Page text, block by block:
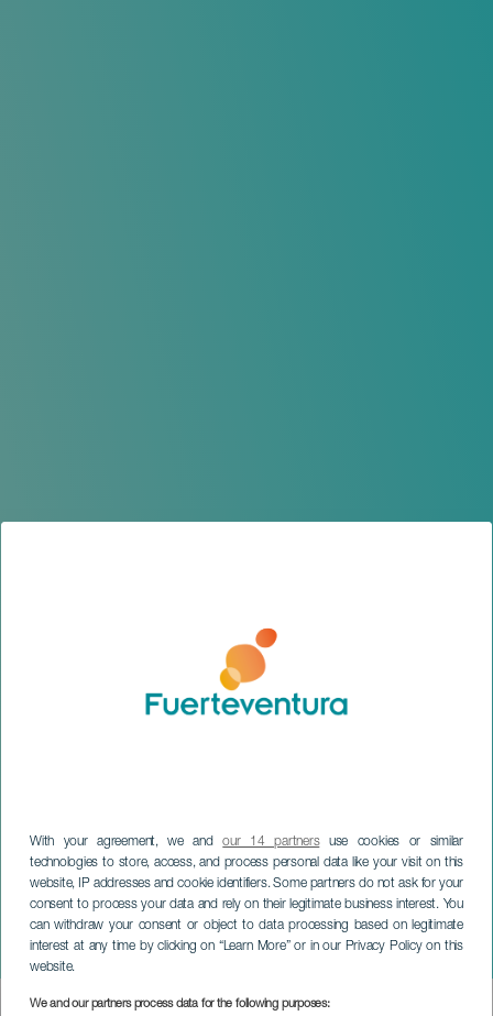
With your agreement, we andour 14 partnersuse cookies or similar
technologies to store, access, and process personal data like your visit on this
website, IP addresses and cookie identifiers. Some partners do not ask for your
consent to process your data and rely on their legitimate business interest. You
can withdraw your consent or object to data processing based on legitimate
interest at any time by clicking on “Learn More” or in our Privacy Policy on this
website.
We and our partners process data for the following purposes:
totale Mondfinsternis
FUERTEVENTURA
Imagen